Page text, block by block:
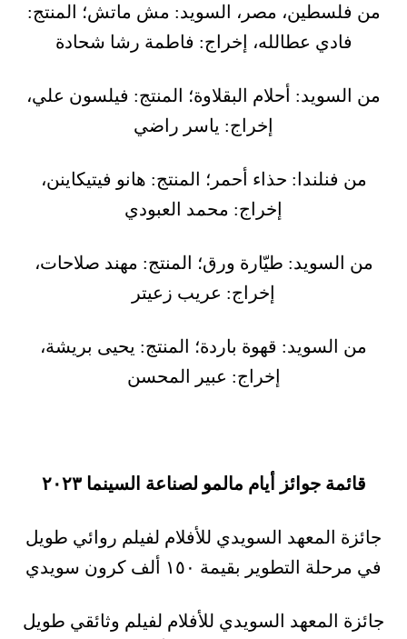
من فلسطين، مصر، السويد: مش ماتش؛ المنتج:
فادي عطالله، إخراج: فاطمة رشا شحادة
من السويد: أحلام البقلاوة؛ المنتج: فيلسون علي،
إخراج: ياسر راضي
من فنلندا: حذاء أحمر؛ المنتج: هانو فيتيكاينن،
إخراج: محمد العبودي
من السويد: طيّارة ورق؛ المنتج: مهند صلاحات،
إخراج: عريب زعيتر
من السويد: قهوة باردة؛ المنتج: يحيى بريشة،
إخراج: عبير المحسن
قائمة جوائز أيام مالمو لصناعة السينما ٢٠٢٣
جائزة المعهد السويدي للأفلام لفيلم روائي طويل
في مرحلة التطوير بقيمة ١٥٠ ألف كرون سويدي
جائزة المعهد السويدي للأفلام لفيلم وثائقي طويل